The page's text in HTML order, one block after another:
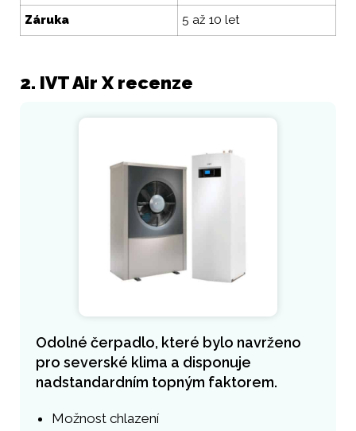
Záruka 5 až 10 let
2. IVT Air X recenze
Odolné čerpadlo, které bylo navrženo
pro severské klima a disponuje
nadstandardním topným faktorem.
Možnost chlazení